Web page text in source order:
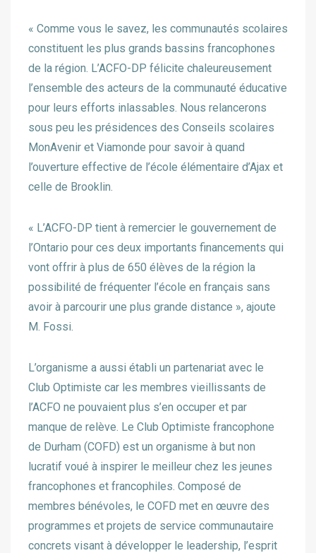
« Comme vous le savez, les communautés scolaires
constituent les plus grands bassins francophones
de la région. L’ACFO-DP félicite chaleureusement
l’ensemble des acteurs de la communauté éducative
pour leurs efforts inlassables. Nous relancerons
sous peu les présidences des Conseils scolaires
MonAvenir et Viamonde pour savoir à quand
l’ouverture effective de l’école élémentaire d’Ajax et
celle de Brooklin.
« L’ACFO-DP tient à remercier le gouvernement de
l’Ontario pour ces deux importants financements qui
vont offrir à plus de 650 élèves de la région la
possibilité de fréquenter l’école en français sans
avoir à parcourir une plus grande distance », ajoute
M. Fossi.
L’organisme a aussi établi un partenariat avec le
Club Optimiste car les membres vieillissants de
l’ACFO ne pouvaient plus s’en occuper et par
manque de relève. Le Club Optimiste francophone
de Durham (COFD) est un organisme à but non
lucratif voué à inspirer le meilleur chez les jeunes
francophones et francophiles. Composé de
membres bénévoles, le COFD met en œuvre des
programmes et projets de service communautaire
concrets visant à développer le leadership, l’esprit